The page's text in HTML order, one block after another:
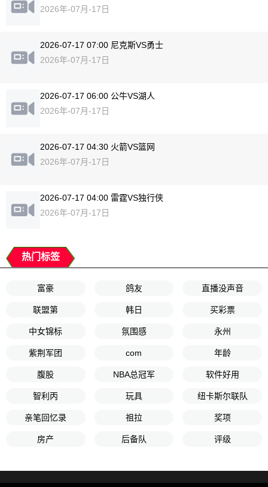
2026年-07月-17日
2026-07-17 07:00 尼克斯VS勇士
2026年-07月-17日
2026-07-17 06:00 公牛VS湖人
2026年-07月-17日
2026-07-17 04:30 火箭VS篮网
2026年-07月-17日
2026-07-17 04:00 雷霆VS独行侠
2026年-07月-17日
热门标签
富豪 鸽友 直播没声音
联盟第 韩日 买彩票
中女锦标 氛围感 永州
紫荆军团 com 年龄
腹股 NBA总冠军 软件好用
智利丙 玩具 纽卡斯尔联队
亲笔回忆录 祖拉 奖项
房产 后备队 评级